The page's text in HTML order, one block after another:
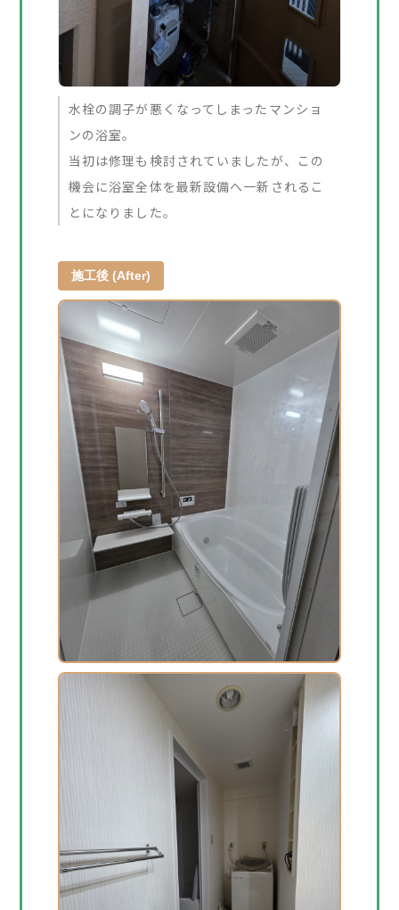
水栓の調子が悪くなってしまったマンショ
ンの浴室。
当初は修理も検討されていましたが、この
機会に浴室全体を最新設備へ一新されるこ
とになりました。
施工後 (After)